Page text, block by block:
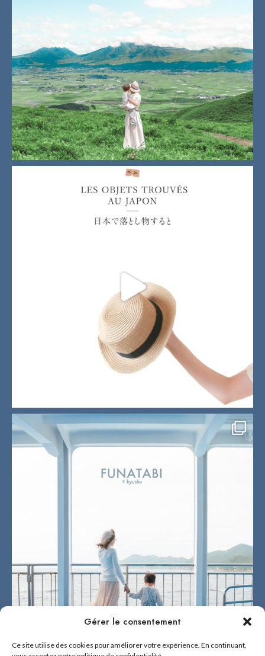
Gérer le consentement
Ce site utilise des cookies pour améliorer votre expérience. En continuant,